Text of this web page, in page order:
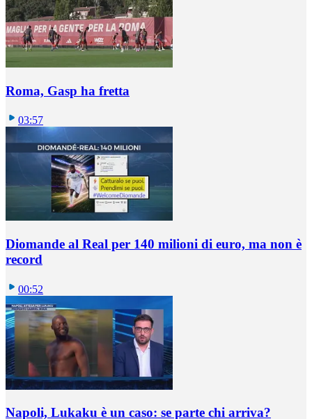
Roma, Gasp ha fretta
03:57
Diomande al Real per 140 milioni di euro, ma non è
record
00:52
Napoli, Lukaku è un caso: se parte chi arriva?